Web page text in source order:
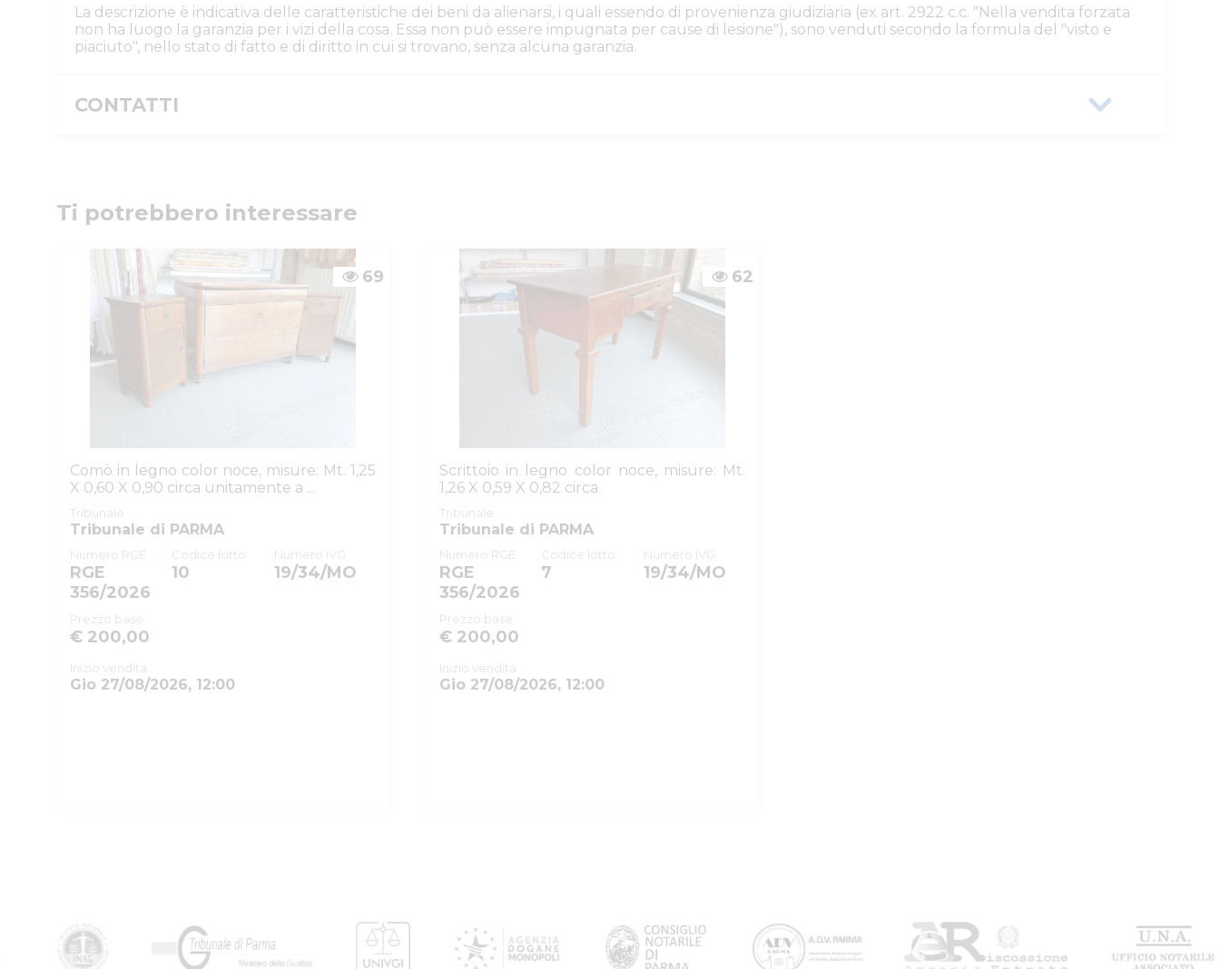
La descrizione è indicativa delle caratteristiche dei beni da alienarsi, i quali essendo di provenienza giudiziaria (ex art. 2922 c.c. "Nella vendita forzata
non ha luogo la garanzia per i vizi della cosa. Essa non può essere impugnata per cause di lesione"), sono venduti secondo la formula del "visto e
piaciuto", nello stato di fatto e di diritto in cui si trovano, senza alcuna garanzia.
CONTATTI
Custode
DI PARMA E PIACENZA ISTITUTO VENDITE GIUDIZIARIE
Ti potrebbero interessare
69
Comò in legno color noce, misure: Mt. 1,25
X 0,60 X 0,90 circa unitamente a ...
Tribunale
Tribunale di PARMA
Numero RGE
RGE
356/2026
Codice lotto
10
Numero IVG
19/34/MO
Prezzo base
€ 200,00
Inizio vendita
Gio 27/08/2026, 12:00
62
Scrittoio in legno color noce, misure: Mt.
1,26 X 0,59 X 0,82 circa
Tribunale
Tribunale di PARMA
Numero RGE
RGE
356/2026
Codice lotto
7
Numero IVG
19/34/MO
Prezzo base
€ 200,00
Inizio vendita
Gio 27/08/2026, 12:00